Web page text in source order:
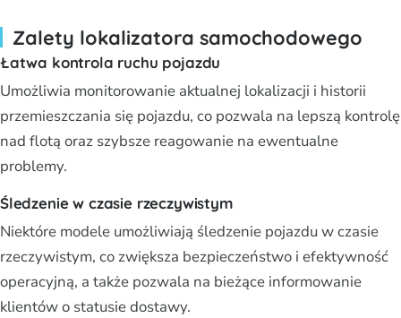
Zalety lokalizatora samochodowego
Łatwa kontrola ruchu pojazdu
Umożliwia monitorowanie aktualnej lokalizacji i historii
przemieszczania się pojazdu, co pozwala na lepszą kontrolę
nad flotą oraz szybsze reagowanie na ewentualne
problemy.
Śledzenie w czasie rzeczywistym
Niektóre modele umożliwiają śledzenie pojazdu w czasie
rzeczywistym, co zwiększa bezpieczeństwo i efektywność
operacyjną, a także pozwala na bieżące informowanie
klientów o statusie dostawy.